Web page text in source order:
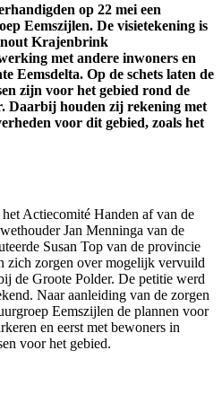
op 22 mei een
Eemszijlen. De visietekening is
Krajenbrink
met andere inwoners en
Eemsdelta. Op de schets laten de
zijn voor het gebied rond de
Daarbij houden zij rekening met
voor dit gebied, zoals het
Actiecomité Handen af van de
Jan Menninga van de
Susan Top van de provincie
zich zorgen over mogelijk vervuild
de Groote Polder. De petitie werd
Naar aanleiding van de zorgen
Eemszijlen de plannen voor
en eerst met bewoners in
voor het gebied.